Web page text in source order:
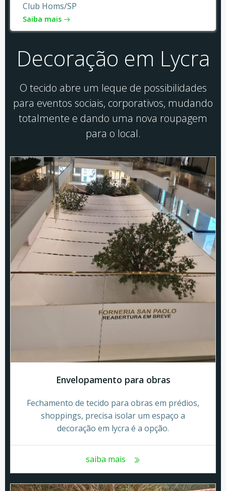
Club Homs/SP
Saiba mais
Decoração em Lycra
O tecido abre um leque de possibilidades
para eventos sociais, corporativos, mudando
totalmente e dando uma nova roupagem
para o local.
Envelopamento para obras
Fechamento de tecido para obras em prédios,
shoppings, precisa isolar um espaço a
decoração em lycra é a opção.
saiba mais